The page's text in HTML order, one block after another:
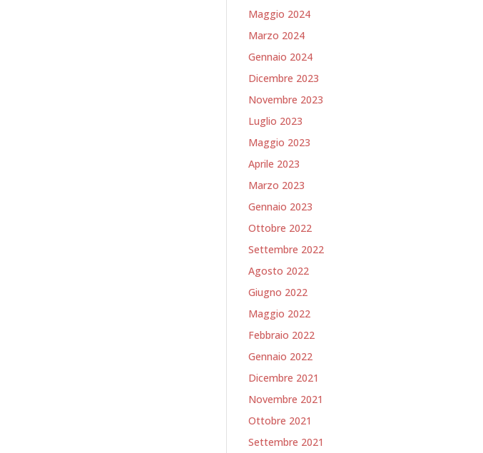
Maggio 2024
Marzo 2024
Gennaio 2024
Dicembre 2023
Novembre 2023
Luglio 2023
Maggio 2023
Aprile 2023
Marzo 2023
Gennaio 2023
Ottobre 2022
Settembre 2022
Agosto 2022
Giugno 2022
Maggio 2022
Febbraio 2022
Gennaio 2022
Dicembre 2021
Novembre 2021
Ottobre 2021
Settembre 2021